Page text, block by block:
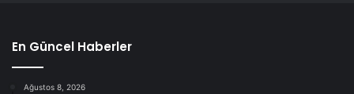
En Güncel Haberler
Ağustos 8, 2026